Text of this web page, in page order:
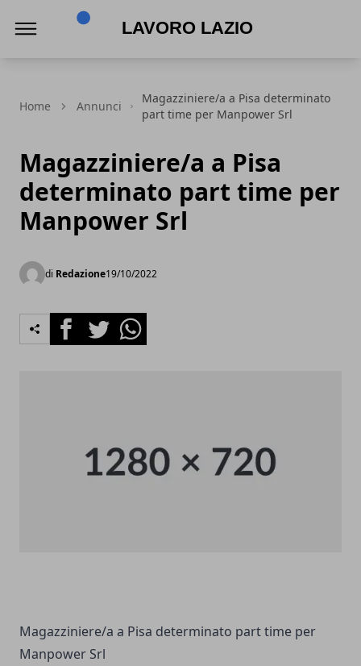
Home Annunci
Magazziniere/a a Pisa determinato
part time per Manpower Srl
Magazziniere/a a Pisa
determinato part time per
Manpower Srl
di Redazione19/10/2022
FacebookTwitterWhatsapp
Magazziniere/a a Pisa determinato part time per
Manpower Srl